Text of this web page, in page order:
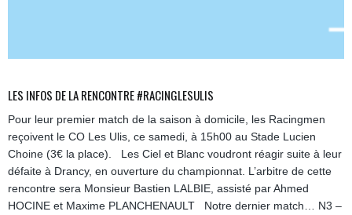
LES INFOS DE LA RENCONTRE #RACINGLESULIS
Pour leur premier match de la saison à domicile, les Racingmen
reçoivent le CO Les Ulis, ce samedi, à 15h00 au Stade Lucien
Choine (3€ la place). Les Ciel et Blanc voudront réagir suite à leur
défaite à Drancy, en ouverture du championnat. L’arbitre de cette
rencontre sera Monsieur Bastien LALBIE, assisté par Ahmed
HOCINE et Maxime PLANCHENAULT Notre dernier match… N3 –